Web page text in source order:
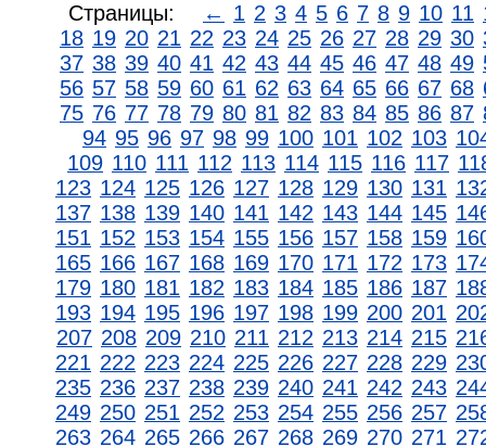
Страницы: ← 1 2 3 4 5 6 7 8 9 10 11
18 19 20 21 22 23 24 25 26 27 28 29 30
37 38 39 40 41 42 43 44 45 46 47 48 49
56 57 58 59 60 61 62 63 64 65 66 67 68
75 76 77 78 79 80 81 82 83 84 85 86 87
94 95 96 97 98 99 100 101 102 103
109 110 111 112 113 114 115 116 117
123 124 125 126 127 128 129 130 131
137 138 139 140 141 142 143 144 145
151 152 153 154 155 156 157 158 159
165 166 167 168 169 170 171 172 173
179 180 181 182 183 184 185 186 187
193 194 195 196 197 198 199 200 201
207 208 209 210 211 212 213 214 215
221 222 223 224 225 226 227 228 229
235 236 237 238 239 240 241 242 243
249 250 251 252 253 254 255 256 257
263 264 265 266 267 268 269 270 271